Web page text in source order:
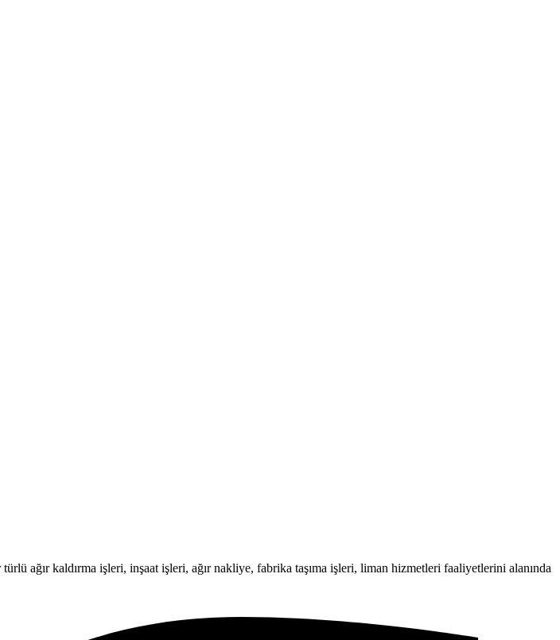
ağır kaldırma işleri, inşaat işleri, ağır nakliye, fabrika taşıma işleri, liman hizmetleri faaliyetlerini alanında